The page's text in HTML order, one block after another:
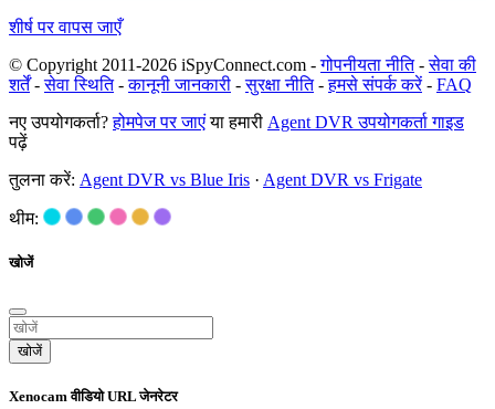
शीर्ष पर वापस जाएँ
© Copyright 2011-2026 iSpyConnect.com -गोपनीयता नीति-सेवा की
शर्तें-सेवा स्थिति-कानूनी जानकारी -सुरक्षा नीति-हमसे संपर्क करें- FAQ
नए उपयोगकर्ता?होमपेज पर जाएंया हमारी Agent DVR उपयोगकर्ता गाइड
पढ़ें
तुलना करें: Agent DVR vs Blue Iris · Agent DVR vs Frigate
थीम:
खोजें
खोजें
Xenocam वीडियो URL जेनरेटर